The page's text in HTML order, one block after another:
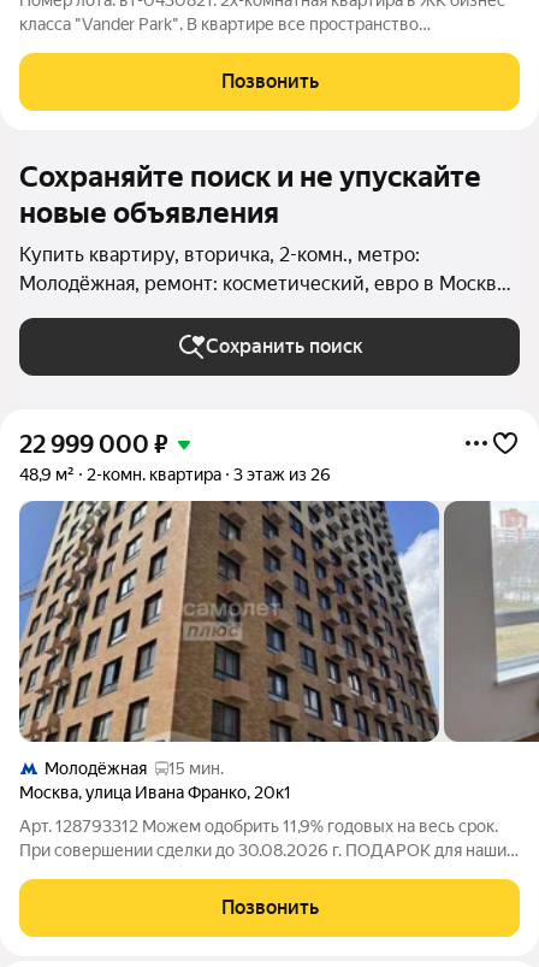
класса "Vander Park". В квартире все пространство
современный ремонт. Двор Без Машин. В комплексе
круглосуточная охрана, система
Позвонить
Сохраняйте поиск и не упускайте
новые объявления
Купить квартиру, вторичка, 2-комн., метро:
Молодёжная, ремонт: косметический, евро в Москве
и МО
Сохранить поиск
22 999 000 ₽
48,9 м² 2-комн. квартира 3 этаж из 26
Молодёжная
15 мин.
Москва,улица Ивана Франко, 20к1
Арт. 128793312 Можем одобрить 11,9% годовых на весь срок.
При совершении сделки до 30.08.2026 г. ПОДАРОК для наших
двоих (проживание, завтрак и экскурсии). Уютная 2-х
комнатная квартира в современном
Позвонить